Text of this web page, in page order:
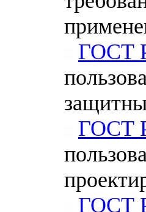
ГОСТ
ГОСТ
ГОСТ